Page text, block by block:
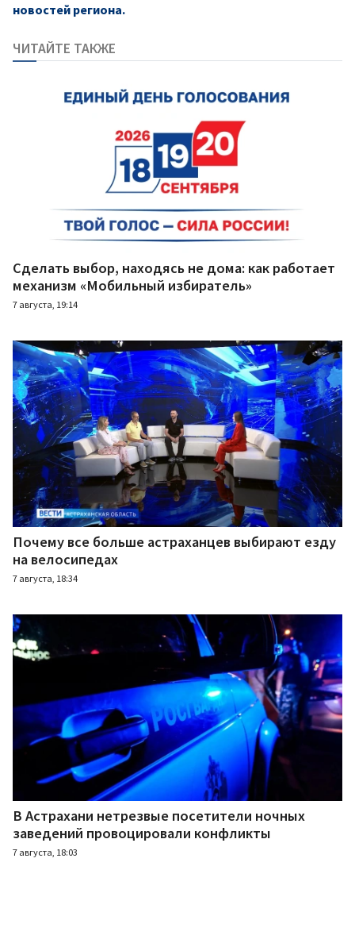
новостей региона.
ЧИТАЙТЕ ТАКЖЕ
Сделать выбор, находясь не дома: как работает
механизм «Мобильный избиратель»
7 августа, 19:14
Почему все больше астраханцев выбирают езду
на велосипедах
7 августа, 18:34
В Астрахани нетрезвые посетители ночных
заведений провоцировали конфликты
7 августа, 18:03